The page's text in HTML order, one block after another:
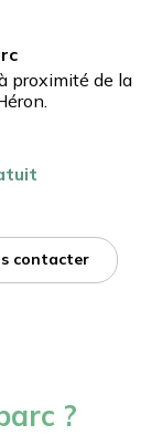
proximité de la
contacter
?